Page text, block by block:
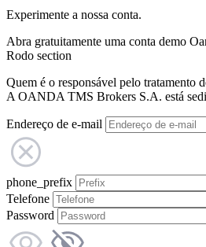
Experimente a nossa conta.
Abra gratuitamente uma conta demo
Rodo section
Quem é o responsável pelo tratamento
A OANDA TMS Brokers S.A. está
Endereço de e-mail
phone_prefix
Telefone
Password